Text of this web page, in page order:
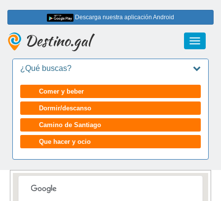
Descarga nuestra aplicación Android
Toggle
Destino.gal
¿Qué buscas?
Comer y beber
Dormir/descanso
Camino de Santiago
Que hacer y ocio